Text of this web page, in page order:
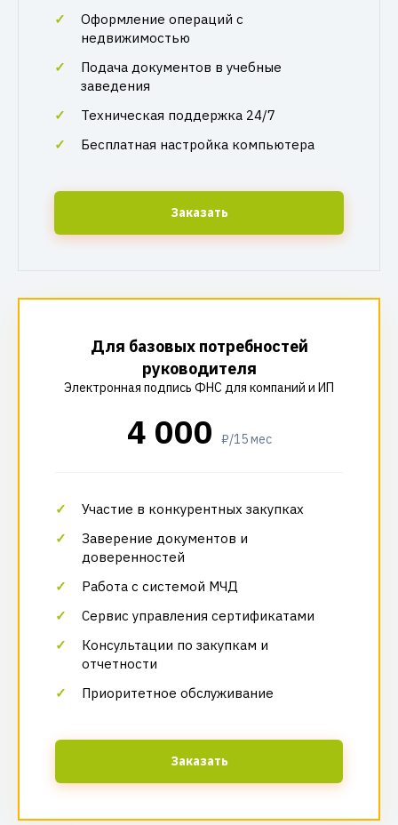
Оформление операций с
недвижимостью
Подача документов в учебные
заведения
Техническая поддержка 24/7
Бесплатная настройка компьютера
Заказать
Для базовых потребностей
руководителя
Электронная подпись ФНС для компаний и ИП
4 000 ₽/15 мес
Участие в конкурентных закупках
Заверение документов и
доверенностей
Работа с системой МЧД
Сервис управления сертификатами
Консультации по закупкам и
отчетности
Приоритетное обслуживание
Заказать